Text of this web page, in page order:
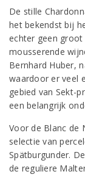
De stille
het bekendst bij
echter geen groot
mousserende
Bernhard Huber,
waardoor er veel
gebied van Sekt-
een belangrijk
Voor de Blanc de
selectie van
Spätburgunder.
de reguliere